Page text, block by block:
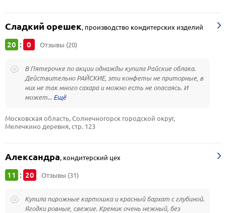
Сладкий орешек, производство кондитерских изделий
20 : 0 Отзывы (20)
В Пятерочке по акции однажды купила Райские облака.
Действительно РАЙСКИЕ, эти конфеты не приторные, в
них не так много сахара и можно есть не опасаясь. И
может...
Московская область, Солнечногорск городской округ,
Мелечкино деревня, стр. 123
Александра, кондитерский цех
11 : 20 Отзывы (31)
Купила пирожные картошка и красный бархат с глубиной.
Ягодки ровные, свежие. Кремик очень нежный, без